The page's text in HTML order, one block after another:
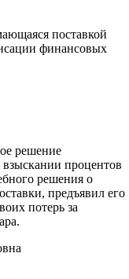
поставкой
финансовых
решение
процентов
решения о
предъявил его
потерь за